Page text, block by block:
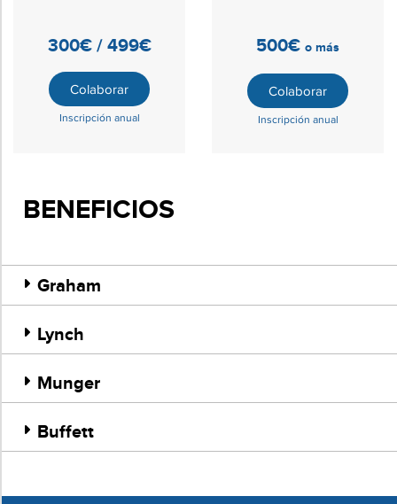
300€ / 499€
Colaborar
Inscripción anual
500€ o más
Colaborar
Inscripción anual
BENEFICIOS
Graham
Lynch
Munger
Buffett